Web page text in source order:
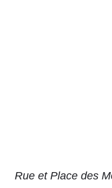
Rue et Place des